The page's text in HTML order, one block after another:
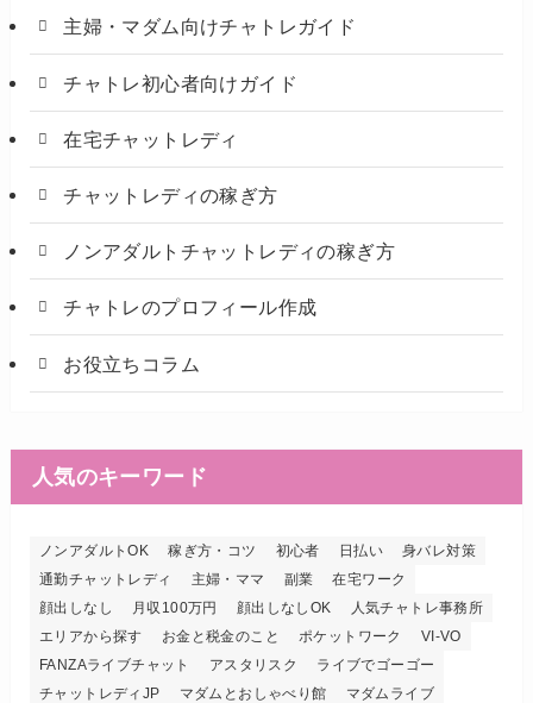
主婦・マダム向けチャトレガイド
チャトレ初心者向けガイド
在宅チャットレディ
チャットレディの稼ぎ方
ノンアダルトチャットレディの稼ぎ方
チャトレのプロフィール作成
お役立ちコラム
人気のキーワード
ノンアダルトOK 稼ぎ方・コツ 初心者 日払い
身バレ対策
通勤チャットレディ
主婦・ママ 副業
在宅ワーク
顔出しなし
月収100万円 顔出しなしOK
人気チャトレ事務所
エリアから探す
お金と税金のこと ポケットワーク
VI-VO
FANZAライブチャット
アスタリスク
ライブでゴーゴー
チャットレディJP
マダムとおしゃべり館
マダムライブ